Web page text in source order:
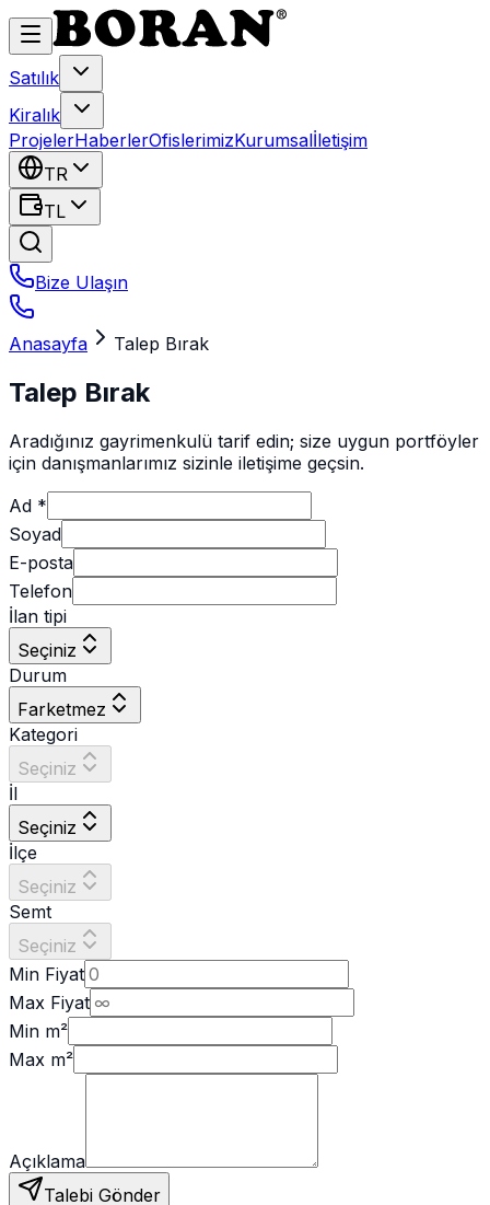
Satılık
Kiralık
ProjelerHaberlerOfislerimizKurumsalİletişim
TR
TL
Bize Ulaşın
Anasayfa Talep Bırak
Talep Bırak
Aradığınız gayrimenkulü tarif edin; size uygun portföyler
için danışmanlarımız sizinle iletişime geçsin.
Ad *
Soyad
E-posta
Telefon
İlan tipi
Seçiniz
Durum
Farketmez
Kategori
Seçiniz
İl
Seçiniz
İlçe
Seçiniz
Semt
Seçiniz
Min Fiyat
Max Fiyat
Min m²
Max m²
Açıklama
Talebi Gönder